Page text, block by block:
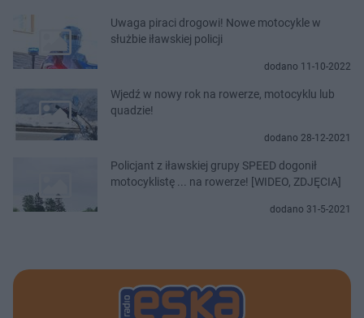
Uwaga piraci drogowi! Nowe motocykle w
służbie iławskiej policji
dodano 11-10-2022
Wjedź w nowy rok na rowerze, motocyklu lub
quadzie!
dodano 28-12-2021
Policjant z iławskiej grupy SPEED dogonił
motocyklistę ... na rowerze! [WIDEO, ZDJĘCIA]
dodano 31-5-2021